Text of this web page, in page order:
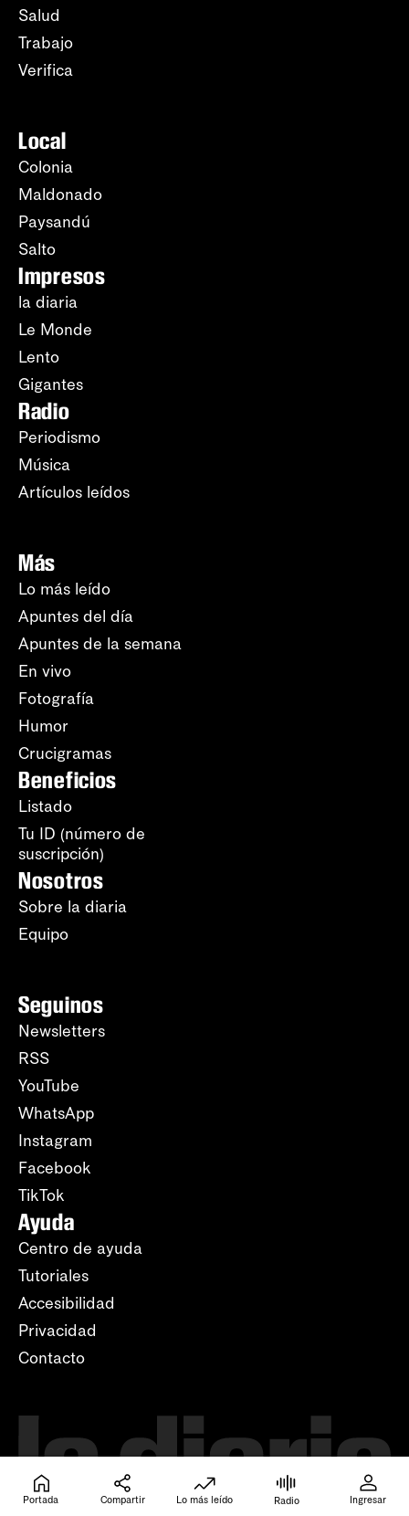
Salud
Trabajo
Verifica
Local
Colonia
Maldonado
Paysandú
Salto
Impresos
la diaria
Le Monde
Lento
Gigantes
Radio
Periodismo
Música
Artículos leídos
Más
Lo más leído
Apuntes del día
Apuntes de la semana
En vivo
Fotografía
Humor
Crucigramas
Beneficios
Listado
Tu ID (número de
suscripción)
Nosotros
Sobre la diaria
Equipo
Seguinos
Newsletters
RSS
YouTube
WhatsApp
Instagram
Facebook
TikTok
Ayuda
Centro de ayuda
Tutoriales
Accesibilidad
Privacidad
Contacto
Portada Compartir Lo más leído Radio Ingresar